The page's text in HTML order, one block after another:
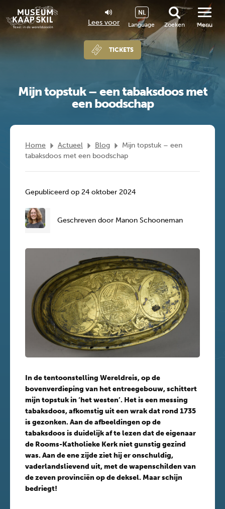
Lees voor Language
NL
Zoeken
TICKETS
Menu
Mijn topstuk – een tabaksdoos met
een boodschap
Home Actueel Blog
Mijn topstuk – een
tabaksdoos met een boodschap
Gepubliceerd op 24 oktober 2024
Geschreven door Manon Schooneman
In de tentoonstelling Wereldreis, op de
bovenverdieping van het entreegebouw, schittert
mijn topstuk in ‘het westen’. Het is een messing
tabaksdoos, afkomstig uit een wrak dat rond 1735
is gezonken. Aan de afbeeldingen op de
tabaksdoos is duidelijk af te lezen dat de eigenaar
de Rooms-Katholieke Kerk niet gunstig gezind
was. Aan de ene zijde ziet hij er onschuldig,
vaderlandslievend uit, met de wapenschilden van
de zeven provinciën op de deksel. Maar schijn
bedriegt!